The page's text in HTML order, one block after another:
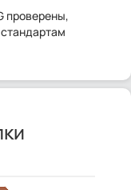
проверены,